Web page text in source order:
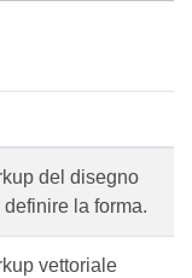
del disegno
la forma.
vettoriale